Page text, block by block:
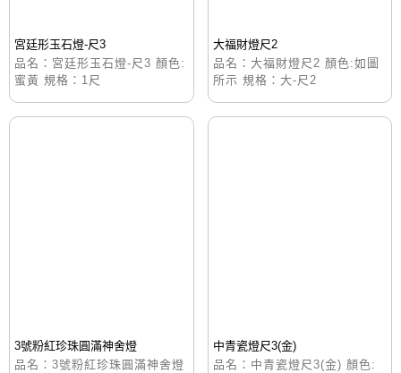
宮廷形玉石燈-尺3
品名：宮廷形玉石燈-尺3 顏色:
蜜黃 規格：1尺
大福財燈尺2
品名：大福財燈尺2 顏色:如圖
所示 規格：大-尺2
3號粉紅珍珠圓滿神舍燈
品名：3號粉紅珍珠圓滿神舍燈
中青瓷燈尺3(金)
品名：中青瓷燈尺3(金) 顏色: